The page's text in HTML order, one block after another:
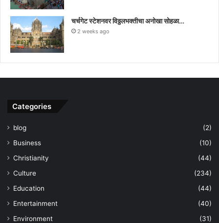
चर्चगेट स्टेशनवर विठ्ठलभक्तीचा अनोखा सोहळा…
2 weeks ago
Categories
blog
(2)
Business
(10)
Christianity
(44)
Culture
(234)
Education
(44)
Entertainment
(40)
Environment
(31)